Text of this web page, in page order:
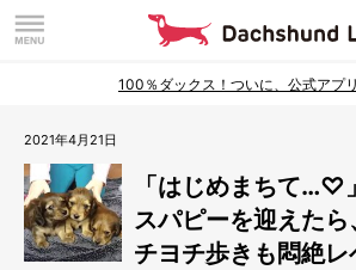
100％ダックス！ついに、公式アプ
2021年4月21日
「はじめまちて…♡
スパピーを迎えたら
チヨチ歩きも悶絶レ